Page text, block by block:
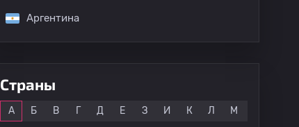
Аргентина
Страны
А Б В Г Д Е З И К Л М